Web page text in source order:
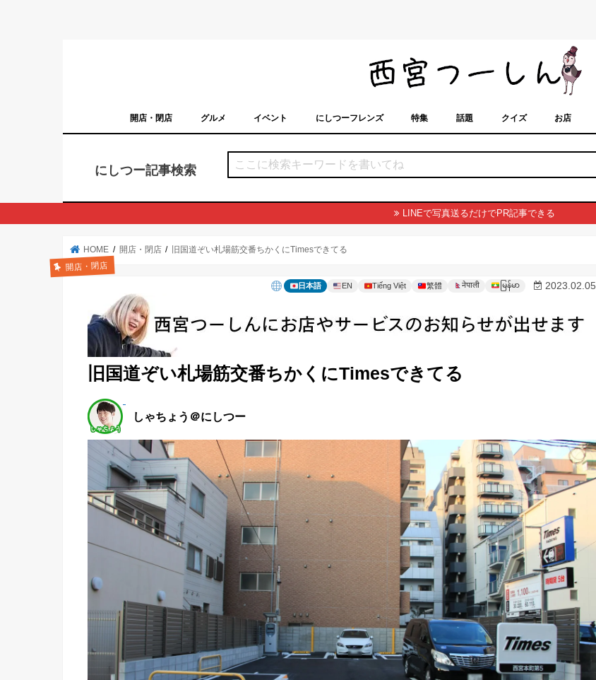
開店・閉店 グルメ イベント にしつーフレンズ 特集 話題 クイズ お店
にしつー記事検索
LINEで写真送るだけでPR記事できる
HOME 開店・閉店 旧国道ぞい札場筋交番ちかくにTimesできてる
開店・閉店
日本語 EN Tiếng Việt 繁體 नेपाली မြန်မာ 2023.02.05
旧国道ぞい札場筋交番ちかくにTimesできてる
しゃちょう＠にしつー